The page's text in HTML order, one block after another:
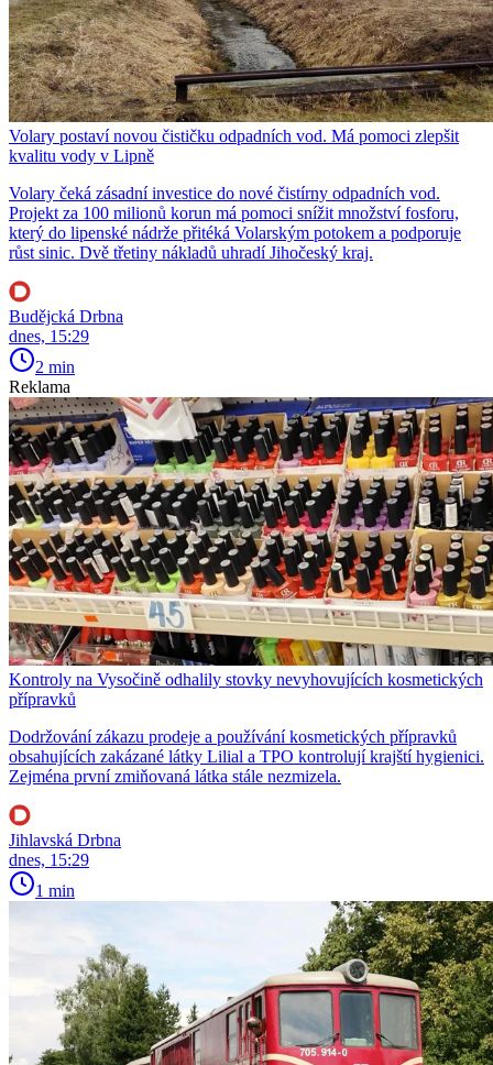
Volary postaví novou čističku odpadních vod. Má pomoci zlepšit
kvalitu vody v Lipně
Volary čeká zásadní investice do nové čistírny odpadních vod.
Projekt za 100 milionů korun má pomoci snížit množství fosforu,
který do lipenské nádrže přitéká Volarským potokem a podporuje
růst sinic. Dvě třetiny nákladů uhradí Jihočeský kraj.
Budějcká Drbna
dnes, 15:29
2 min
Reklama
Kontroly na Vysočině odhalily stovky nevyhovujících kosmetických
přípravků
Dodržování zákazu prodeje a používání kosmetických přípravků
obsahujících zakázané látky Lilial a TPO kontrolují krajští hygienici.
Zejména první zmiňovaná látka stále nezmizela.
Jihlavská Drbna
dnes, 15:29
1 min